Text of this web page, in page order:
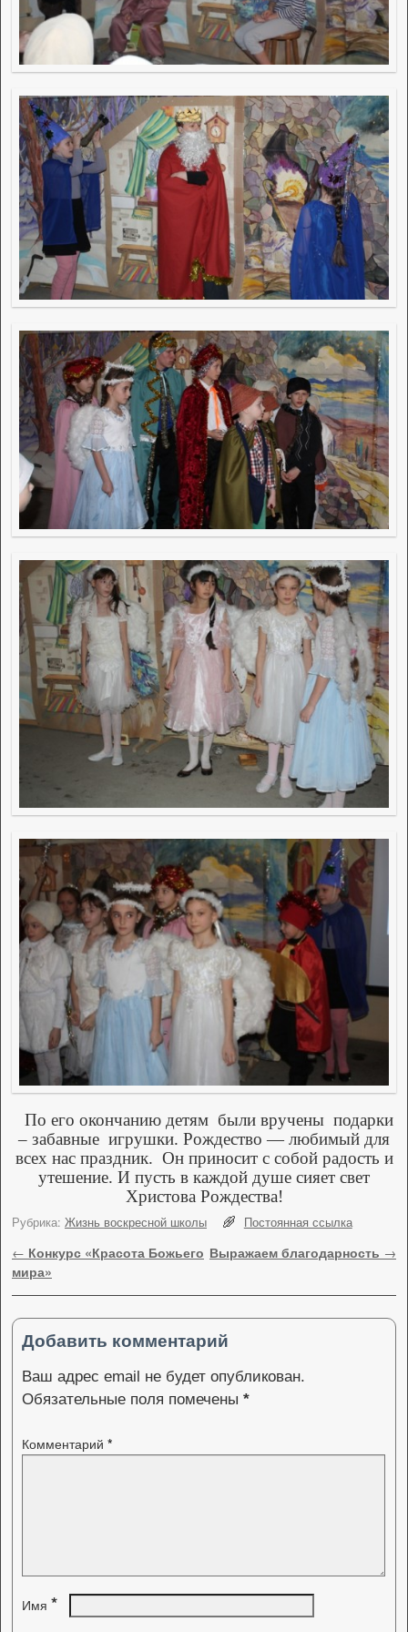
По его окончанию детям были вручены подарки
– забавные игрушки. Рождество — любимый для
всех нас праздник. Он приносит с собой радость и
утешение. И пусть в каждой душе сияет свет
Христова Рождества!
Рубрика: Жизнь воскресной школы Постоянная ссылка
Навигация по записям
← Конкурс «Красота Божьего
мира»
Выражаем благодарность →
Добавить комментарий
Ваш адрес email не будет опубликован.
Обязательные поля помечены *
Комментарий *
Имя *